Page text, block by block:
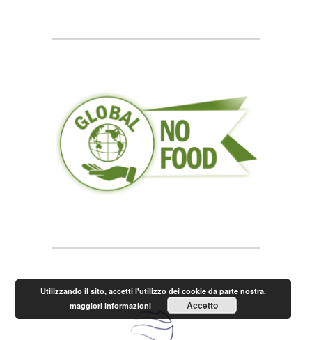
Utilizzando il sito, accetti l'utilizzo dei cookie da parte nostra.
maggiori informazioni
Accetto